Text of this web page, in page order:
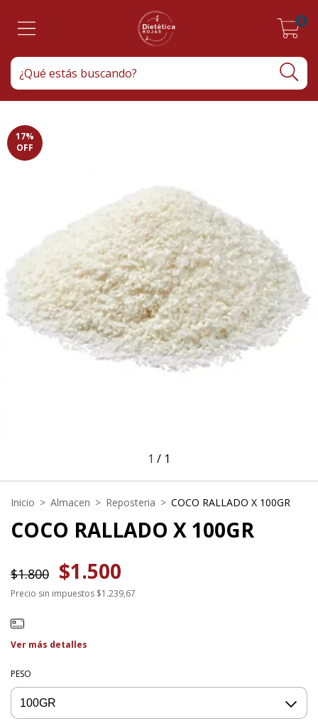
0
17%
OFF
1 / 1
Inicio > Almacen > Reposteria > COCO RALLADO X 100GR
COCO RALLADO X 100GR
$1.800 $1.500
Precio sin impuestos $1.239,67
Ver más detalles
PESO